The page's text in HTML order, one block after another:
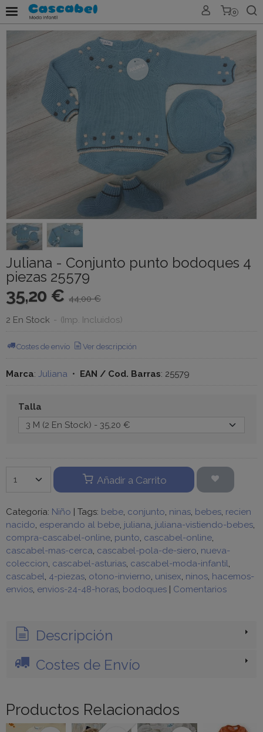
0
Juliana - Conjunto punto bodoques 4
piezas 25579
35,20 € 44,00 €
2 En Stock - (Imp. Incluidos)
Costes de envío Ver descripción
Marca: Juliana • EAN / Cod. Barras: 25579
Talla
Añadir a Carrito
Categoría: Niño | Tags: bebe conjunto ninas bebes recien
nacido esperando al bebe juliana juliana-vistiendo-bebes
compra-cascabel-online punto cascabel-online
cascabel-mas-cerca cascabel-pola-de-siero nueva-
coleccion cascabel-asturias cascabel-moda-infantil
cascabel 4-piezas otono-invierno unisex ninos hacemos-
envios envios-24-48-horas bodoques | Comentarios
Descripción
Costes de Envío
Productos Relacionados